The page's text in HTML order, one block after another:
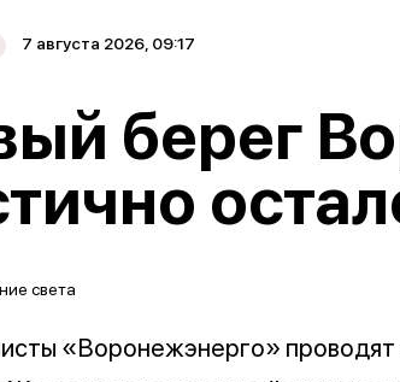
7 августа 2026, 09:17
берег
«Воронежэнерго» проводят